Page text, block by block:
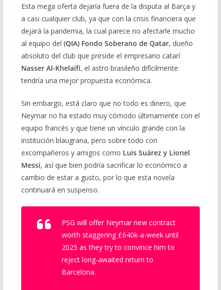
Esta mega oferta dejaría fuera de la disputa al Barça y
a casi cualquier club, ya que con la crisis financiera que
dejará la pandemia, la cual parece no afectarle mucho
al equipo del (QIA) Fondo Soberano de Qatar, dueño
absoluto del club que preside el empresario catarí
Nasser Al-Khelaïfi, el astro brasileño difícilmente
tendría una mejor propuesta económica.
Sin embargo, está claro que no todo es dinero, que
Neymar no ha estado muy cómodo últimamente con el
equipo francés y que tiene un vínculo grande con la
institución blaugrana, pero sobre todo con
excompañeros y amigos como Luis Suárez y Lionel
Messi, así que bien podría sacrificar lo económico a
cambio de estar a gusto, por lo que esta novela
continuará en suspenso.
PSG will offer Neymar new contract
worth staggering £640k-a-week until
2025 as they try to convince him to
reject long-awaited return to
Barcelona.